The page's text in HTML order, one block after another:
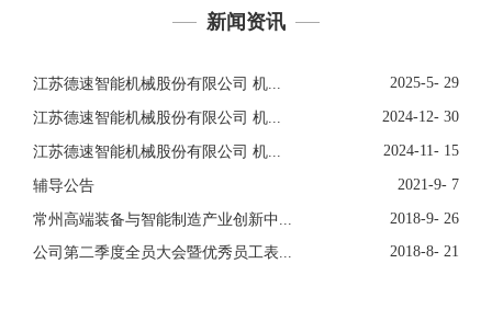
新闻资讯
江苏德速智能机械股份有限公司 机... 2025-5- 29
江苏德速智能机械股份有限公司 机... 2024-12- 30
江苏德速智能机械股份有限公司 机... 2024-11- 15
辅导公告 2021-9- 7
常州高端装备与智能制造产业创新中... 2018-9- 26
公司第二季度全员大会暨优秀员工表... 2018-8- 21